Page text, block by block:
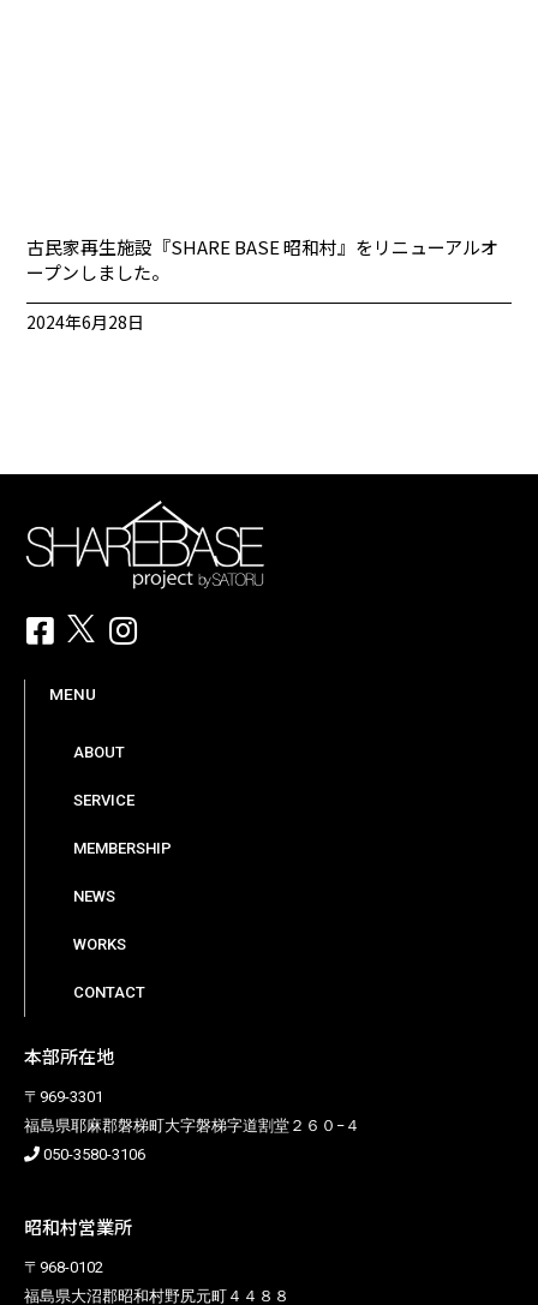
古民家再生施設『SHARE BASE 昭和村』をリニューアルオ
ープンしました。
2024年6月28日
MENU
ABOUT
SERVICE
MEMBERSHIP
NEWS
WORKS
CONTACT
本部所在地
〒969-3301
福島県耶麻郡磐梯町大字磐梯字道割堂２６０−４
050-3580-3106
昭和村営業所
〒968-0102
福島県大沼郡昭和村野尻元町４４８８